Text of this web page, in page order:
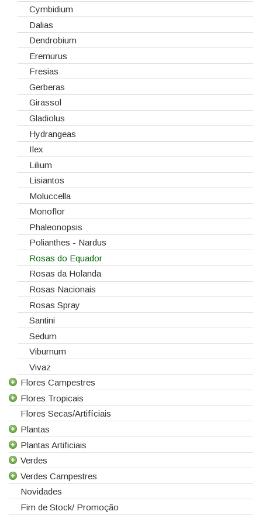
Tabuleiros/Bases
Telas/Tecidos
Vidros
Cymbidium
Dalias
Dendrobium
Eremurus
Fresias
Gerberas
Girassol
Gladiolus
Hydrangeas
Ilex
Lilium
Lisiantos
Moluccella
Monoflor
Phaleonopsis
Polianthes - Nardus
Rosas do Equador
Rosas da Holanda
Rosas Nacionais
Rosas Spray
Santini
Sedum
Viburnum
Vivaz
Flores Campestres
Todas as Flores Campestres
Anigozanthos
Alstroemeria
Alchemilla
Amaranthus
Aster
Astilbe
Astrancia
Flores Tropicais
Todas as Flores Tropicais
Alpinias
Berzelias
Brunias
Curcuma
Gloriosas
Helicónias
Flores Secas/Artifíciais
Plantas
Todas as Plantas
Gerbera de Vaso
Phalaenopsis
Sanseverina
Plantas Artificiais
Todas as Plantas Artificiais
Suculentas Artificiais
Verdes
Todos os Verdes
Asparagus
Aspidistra
Verdes Campestres
Todos os Verdes Campestres
Eucaliptos
Novidades
Fim de Stock/ Promoção